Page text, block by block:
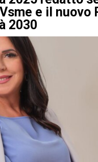
e il nuovo
2030